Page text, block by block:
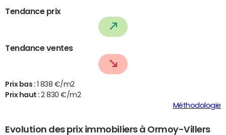
Tendance prix
Tendance ventes
Prix bas :
1 838 €/m2
Prix haut :2 830 €/m2
Méthodologie
Evolution des prix immobiliers à Ormoy-Villers